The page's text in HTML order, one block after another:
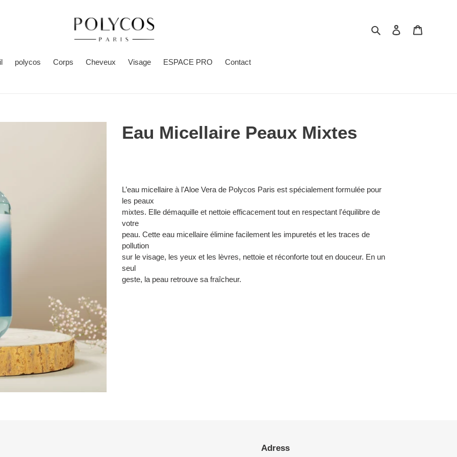
RechercherSe connecter
polycos Corps Cheveux Visage ESPACE PRO Contact
Eau Micellaire Peaux Mixtes
d'un
produit
L’eau micellaire à l'Aloe Vera de Polycos Paris est spécialement formulée pour
les peaux
mixtes. Elle démaquille et nettoie efficacement tout en respectant l'équilibre de
votre
peau. Cette eau micellaire élimine facilement les impuretés et les traces de
pollution
sur le visage, les yeux et les lèvres, nettoie et réconforte tout en douceur. En un
seul
geste, la peau retrouve sa fraîcheur.
Adress